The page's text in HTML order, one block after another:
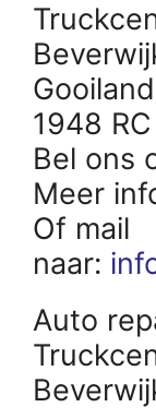
1948
Bel ons
Meer
Of mail
naar:
Auto